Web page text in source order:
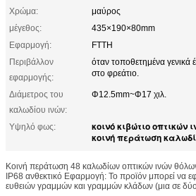
Χρώμα:
μαύρος
μέγεθος:
435×190×80mm
Εφαρμογή:
FTTH
Περιβάλλον
εφαρμογής:
όταν τοποθετημένα γενικά
στο φρεάτιο.
Διάμετρος του
καλωδίου ινών:
Φ12.5mm~Φ17 χιλ.
Υψηλό φως: κοινό κιβώτιο οπτικών
κοινή περάτωση
Κοινή περάτωση 48 καλωδίων οπτικών ινών
IP68 ανθεκτικό Εφαρμογή: Το προϊόν μπορεί να
ευθειών γραμμών και γραμμών κλάδων (μια σε